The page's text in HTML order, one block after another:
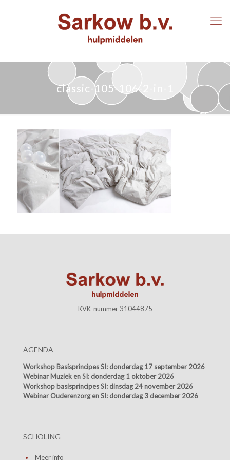
classic-105-106-2-in-1
KVK-nummer 31044875
AGENDA
Workshop Basisprincipes SI: donderdag 17 september 2026
Webinar Muziek en SI: donderdag 1 oktober 2026
Workshop basisprincipes SI: dinsdag 24 november 2026
Webinar Ouderenzorg en SI: donderdag 3 december 2026
SCHOLING
Meer info